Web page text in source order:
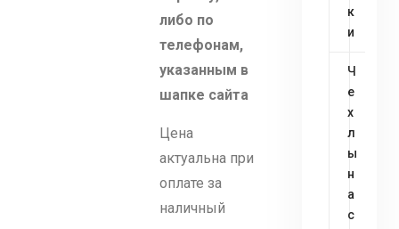
либо по
телефонам,
указанным в
шапке сайта
Цена
актуальна при
оплате за
наличный
к
и
Ч
е
х
л
ы
н
а
с